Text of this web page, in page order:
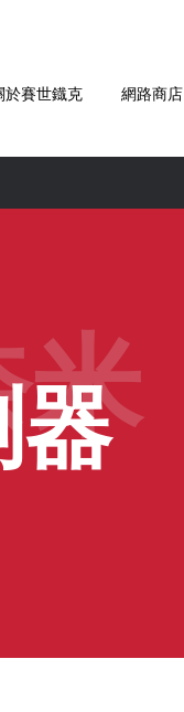
於賽世鐡克 網路商店
器